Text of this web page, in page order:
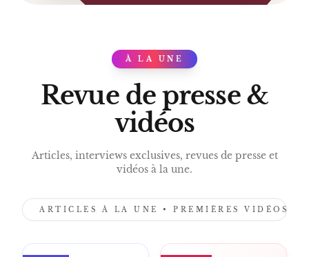
PRESS
À LA UNE
Revue de presse &
vidéos
Articles, interviews exclusives, revues de presse et
vidéos à la une.
ARTICLES À LA UNE • PREMIÈRES VIDÉOS •